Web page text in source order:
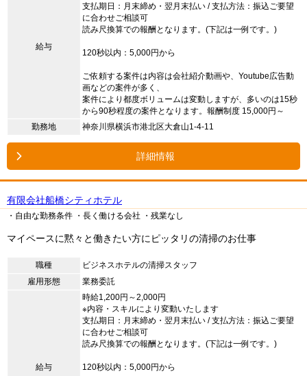
給与
支払期日：月末締め・翌月末払い / 支払方法：振込ご要望
に合わせご相談可
読み尺換算での報酬となります。(下記は一例です。)
120秒以内：5,000円から
ご依頼する案件は内容は会社紹介動画や、Youtube広告動
画などの案件が多く、
案件により都度ボリュームは変動しますが、多いのは15秒
から90秒程度の案件となります。報酬制度 15,000円～
勤務地
神奈川県横浜市港北区大倉山1-4-11
詳細情報
有限会社船橋シティホテル
・自由な勤務条件 ・長く働ける会社 ・残業なし
マイペースに黙々と働きたい方にピッタリの清掃のお仕事
職種
ビジネスホテルの清掃スタッフ
雇用形態
業務委託
給与
時給1,200円～2,000円
※内容・スキルにより変動いたします
支払期日：月末締め・翌月末払い / 支払方法：振込ご要望
に合わせご相談可
読み尺換算での報酬となります。(下記は一例です。)
120秒以内：5,000円から